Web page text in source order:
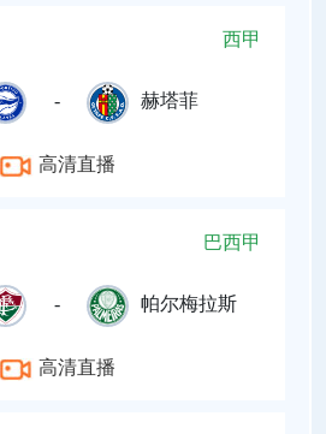
西甲
- 赫塔菲
高清直播
巴西甲
- 帕尔梅拉斯
高清直播